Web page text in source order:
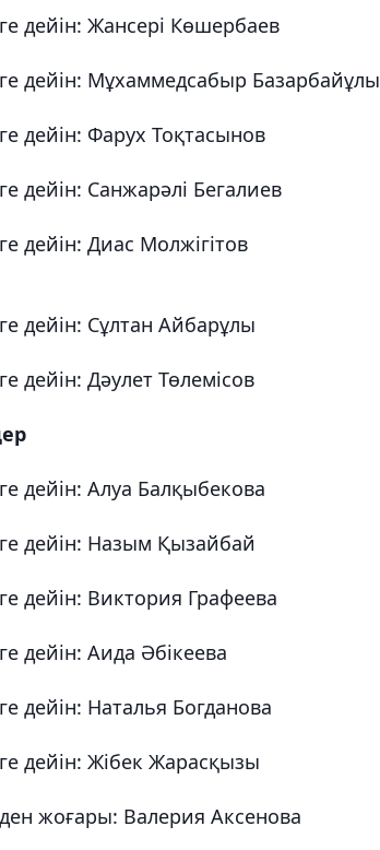
дейін: Жансері Көшербаев
дейін: Мұхаммедсабыр Базарбайұлы
дейін: Фарух Тоқтасынов
дейін: Санжарәлі Бегалиев
дейін: Диас Молжігітов
дейін: Сұлтан Айбарұлы
дейін: Дәулет Төлемісов
дейін: Алуа Балқыбекова
дейін: Назым Қызайбай
дейін: Виктория Графеева
дейін: Аида Әбікеева
дейін: Наталья Богданова
дейін: Жібек Жарасқызы
жоғары: Валерия Аксенова